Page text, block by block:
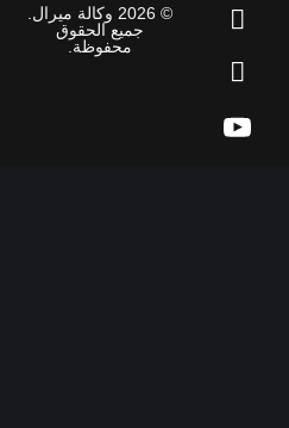
© 2026 وكالة ميرال.
جميع الحقوق
محفوظة.